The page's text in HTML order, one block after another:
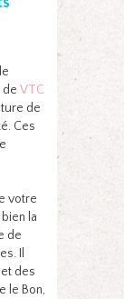
de VTC
de
Ces
votre
la
de
Il
des
le Bon,